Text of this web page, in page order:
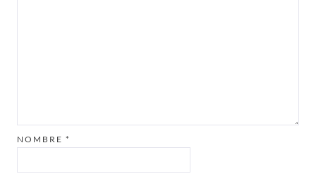
NOMBRE *